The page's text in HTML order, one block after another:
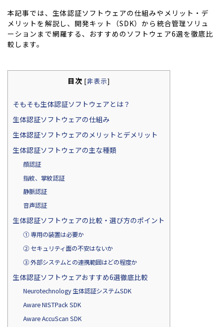
本記事では、生体認証ソフトウェアの仕組みやメリット・デ
メリットを解説し、開発キット（SDK）から統合管理ソリュ
ーションまで網羅する、おすすめのソフトウェア6選を徹底比
較します。
目次 [非表示]
そもそも生体認証ソフトウェアとは？
生体認証ソフトウェアの仕組み
生体認証ソフトウェアのメリットとデメリット
生体認証ソフトウェアの主な種類
顔認証
指紋、掌紋認証
静脈認証
音声認証
生体認証ソフトウェアの比較・選び方のポイント
① 専用の装置は必要か
② セキュリティ面の不安はないか
③ 外部システムとの連携範囲はどの程度か
生体認証ソフトウェアおすすめ6選徹底比較
Neurotechnology 生体認証システムSDK
Aware NISTPack SDK
Aware AccuScan SDK